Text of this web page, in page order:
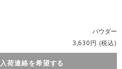
パウダー
3,630円 (税込)
入荷連絡を希望する